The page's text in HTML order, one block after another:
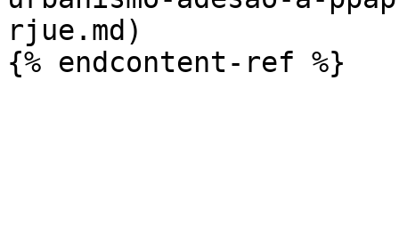
rjue.md)